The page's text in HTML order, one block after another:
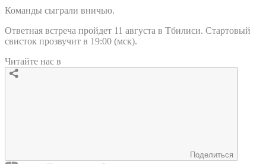
Команды сыграли вничью.
Ответная встреча пройдет 11 августа в Тбилиси. Стартовый
свисток прозвучит в 19:00 (мск).
Читайте нас в
Поделиться